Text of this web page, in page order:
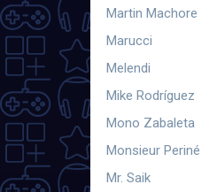
Martin Machore
Marucci
Melendi
Mike Rodríguez
Mono Zabaleta
Monsieur Periné
Mr. Saik